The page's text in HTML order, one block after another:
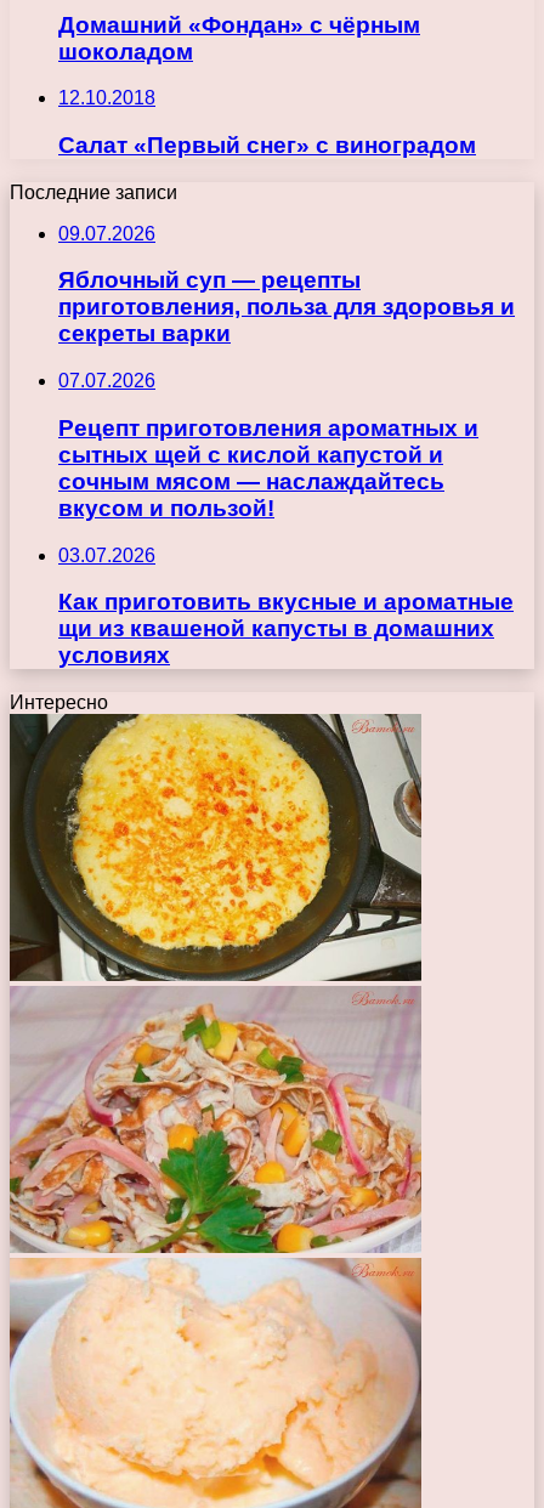
Домашний «Фондан» с чёрным
шоколадом
12.10.2018
Салат «Первый снег» с виноградом
Последние записи
09.07.2026
Яблочный суп — рецепты
приготовления, польза для здоровья и
секреты варки
07.07.2026
Рецепт приготовления ароматных и
сытных щей с кислой капустой и
сочным мясом — наслаждайтесь
вкусом и пользой!
03.07.2026
Как приготовить вкусные и ароматные
щи из квашеной капусты в домашних
условиях
Интересно